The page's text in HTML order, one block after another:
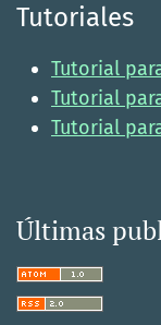
Tutoriales
Tutorial
Tutorial
Tutorial
Últimas